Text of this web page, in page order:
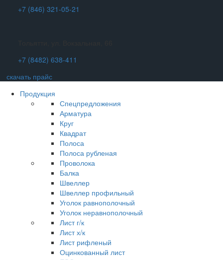
+7 (846) 321-05-21
+7 (8482) 638-411
скачать прайс
Продукция
Спецпредложения
Арматура
Круг
Квадрат
Полоса
Полоса рубленая
Проволока
Балка
Швеллер
Швеллер профильный
Уголок равнополочный
Уголок неравнополочный
Лист г/к
Лист х/к
Лист рифленый
Оцинкованный лист